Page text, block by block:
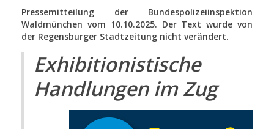
Pressemitteilung der Bundespolizeiinspektion
Waldmünchen vom 10.10.2025. Der Text wurde von
der Regensburger Stadtzeitung nicht verändert.
Exhibitionistische
Handlungen im Zug